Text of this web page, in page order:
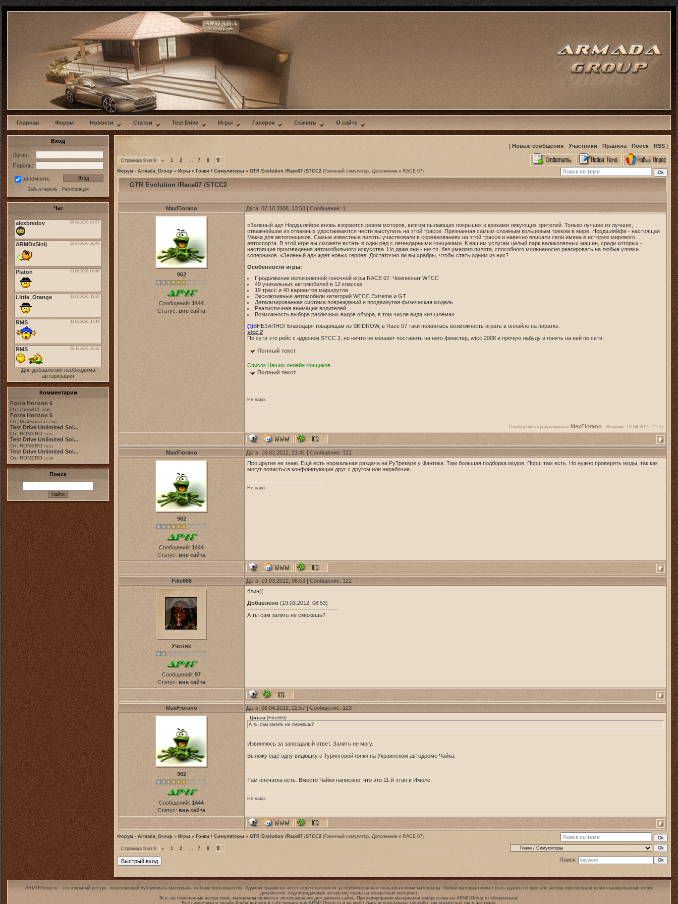
w
Главная Форум Новости Статьи Test Drive Игры Галерея Скачать О сайте
Вход
Логин:
Пароль:
запомнить
Забыл пароль· Регистрация
Чат
Для добавления необходима
авторизация
Комментарии
Forza Horizon 6
От: chep811 19:48
Forza Horizon 6
От: MaxFiorano 23:47
Test Drive Unlimited Sol...
От: ROMERO 18:31
Test Drive Unlimited Sol...
От: ROMERO 19:31
Test Drive Unlimited Sol...
От: ROMERO 11:49
Поиск
[ Новые сообщения · Участники · Правила · Поиск · RSS ]
Страница 9 из 9 « 1 2 … 7 8 9
Форум - Armada_Group » Игры » Гонки / Симуляторы » GTR Evolution /Race07 /STCC2 (Гоночный симулятор. Дополнение к RACE 07)
GTR Evolution /Race07 /STCC2
MaxFiorano Дата: 07.10.2008, 13:58 | Сообщение: 1
962
Сообщений: 1444
Статус: вне сайта
«Зеленый ад» Нордшляйфе вновь взорвется ревом моторов, визгом пылающих покрышек и криками ликующих зрителей. Только лучшие из лучших,
отважнейшие из отважных удостаиваются чести выступать на этой трассе. Признанная самым сложным кольцевым треком в мире, Нордшляйфе - настоящая
Мекка для автогонщиков. Самые известные пилоты участвовали в соревнованиях на этой трассе и навечно вписали свои имена в историю мирового
автоспорта. В этой игре вы сможете встать в один ряд с легендарными гонщиками. К вашим услугам целый парк великолепных машин, среди которых -
настоящие произведения автомобильного искусства. Но даже они - ничто, без умелого пилота, способного молниеносно реагировать на любые уловки
соперников. «Зеленый ад» ждет новых героев. Достаточно ли вы храбры, чтобы стать одним из них?
Особенности игры:
Продолжение великолепной гоночной игры RACE 07: Чемпионат WTCC
49 уникальных автомобилей в 12 классах
19 трасс и 40 вариантов маршрутов
Эксклюзивные автомобили категорий WTCC Extreme и GT
Детализированная система повреждений и продвинутая физическая модель
Реалистичная анимация водителей
Возможность выбора различных видов обзора, в том числе вида «из шлема»
(!)ВНЕЗАПНО! Благодаря товарищам из SKIDROW, в Race 07 таки появилась возможность играть в онлайне на пиратке.
stcc 2
По сути это рейс с аддоном STCC 2, но ничто не мешает поставить на него фмастер, wtcc 2008 и прочую лабуду и гонять на ней по сети.
Полный текст
Список Наших онлайн гонщиков.
Полный текст
Не надо.
Сообщение отредактировал MaxFiorano - Вторник, 19.04.2011, 21:57
MaxFiorano Дата: 18.03.2012, 21:41 | Сообщение: 121
962
Сообщений: 1444
Статус: вне сайта
Про другие не знаю. Ещё есть нормальная раздача на РуТрекере у Фантика. Там большая подборка модов. Порш там есть. Но нужно проверять моды, так как
могут попасться конфликтующие друг с другом или нерабочие.
Не надо.
Fike666 Дата: 19.03.2012, 08:53 | Сообщение: 122
Ученик
Сообщений: 97
Статус: вне сайта
блин((
Добавлено (19.03.2012, 08:53)
---------------------------------------------
А ты сам залить не сможешь?
MaxFiorano Дата: 08.04.2012, 22:57 | Сообщение: 123
962
Сообщений: 1444
Статус: вне сайта
Цитата (Fike666)
А ты сам залить не сможешь?
Извиняюсь за запоздалый ответ. Залить не могу.
Выложу ещё одну видюшку с Туринговой гонки на Украинском автодроме Чайка:
Там опечатка есть. Вместо Чайки написано, что это 11-й этап в Имоле.
Не надо.
Форум - Armada_Group » Игры » Гонки / Симуляторы » GTR Evolution /Race07 /STCC2 (Гоночный симулятор. Дополнение к RACE 07)
Страница 9 из 9 « 1 2 … 7 8
9
Поиск:
ARMDGroup.ru - это открытый ресурс, позволяющий публиковать материалы любому пользователю. Администрация не несет ответственности за опубликованные пользователями материалы. Любой материал может быть удален по просьбе автора при предъявлении сканированных копий
документов, подтверждающих авторские права на конкретный материал.
Все, не помеченные авторством, материалы являются эксклюзивными для данного сайта. При копировании материалов гиперссылка на ARMDGroup.ru обязательна!
Вся символика и дизайн Клуба являются собственностью ARMDGroup.ruи не могут быть использованы где-либо, как полностью так и частично.